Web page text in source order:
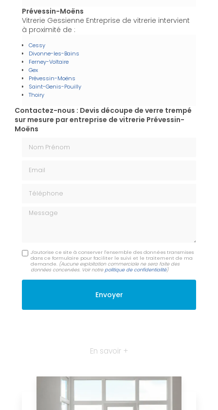
Prévessin-Moëns
Vitrerie Gessienne Entreprise de vitrerie intervient
à proximité de :
Cessy
Divonne-les-Bains
Ferney-Voltaire
Gex
Prévessin-Moëns
Saint-Genis-Pouilly
Thoiry
Contactez-nous : Devis découpe de verre trempé
sur mesure par entreprise de vitrerie Prévessin-
Moëns
Message
J'autorise ce site à conserver l'ensemble des données transmises
dans ce formulaire pour faciliter le suivi et le traitement de ma
demande. (Aucune exploitation commerciale ne sera faite des
données concervées. Voir notrepolitique de confidentialité)
En savoir +